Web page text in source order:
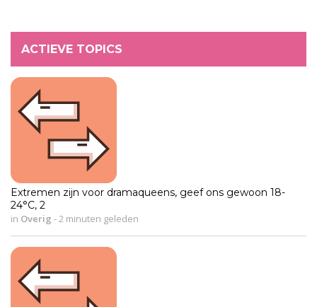
ACTIEVE TOPICS
Extremen zijn voor dramaqueens, geef ons gewoon 18-
24°C, 2
in Overig -2 minuten geleden